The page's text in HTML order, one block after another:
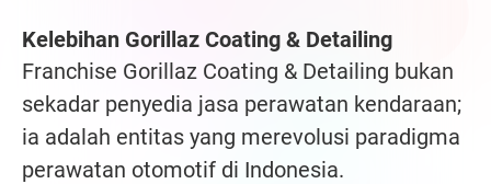
Kelebihan Gorillaz Coating & Detailing
Franchise Gorillaz Coating & Detailing bukan
sekadar penyedia jasa perawatan kendaraan;
ia adalah entitas yang merevolusi paradigma
perawatan otomotif di Indonesia.